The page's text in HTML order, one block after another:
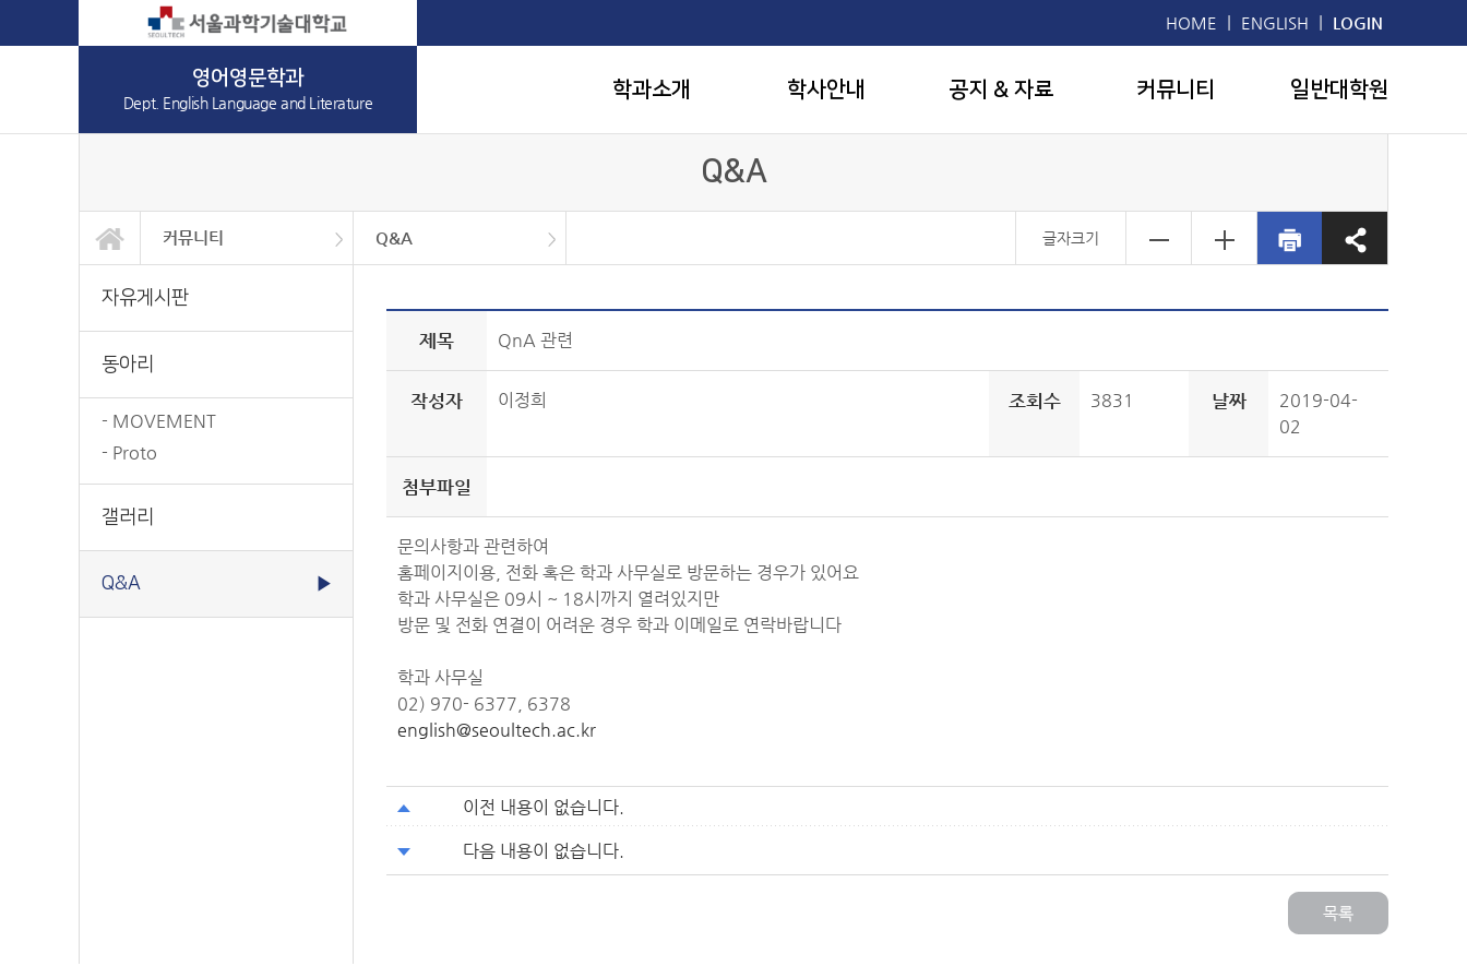
HOME | ENGLISH | LOGIN
영어영문학과
Dept. English Language and Literature
학과소개 학사안내 공지 & 자료 커뮤니티 일반대학원
Q&A
커뮤니티
학과소개
학사안내
공지 & 자료
커뮤니티
일반대학원
Q&A
자유게시판
동아리
갤러리
Q&A
글자크기
자유게시판
동아리
- MOVEMENT
- Proto
갤러리
Q&A ▶
제목 QnA 관련
작성자 이정희 조회수 3831 날짜
2019-04-
02
첨부파일
문의사항과 관련하여
홈페이지이용, 전화 혹은 학과 사무실로 방문하는 경우가 있어요
학과 사무실은 09시 ~ 18시까지 열려있지만
방문 및 전화 연결이 어려운 경우 학과 이메일로 연락바랍니다
학과 사무실
02) 970- 6377, 6378
english@seoultech.ac.kr
이전 내용이 없습니다.
다음 내용이 없습니다.